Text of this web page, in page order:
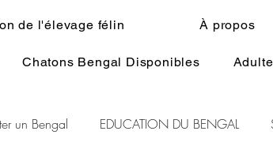
de l'élevage félin À propos
Chatons Bengal Disponibles
un Bengal EDUCATION DU BENGAL